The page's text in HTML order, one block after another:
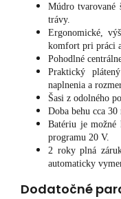
Múdro tvarované
trávy.
Ergonomické,
komfort pri práci
Pohodlné
Praktický
naplnenia a
Šasi z odolného
Doba behu cca
Batériu je
programu 20 V.
2 roky plná
automaticky
Dodatočné